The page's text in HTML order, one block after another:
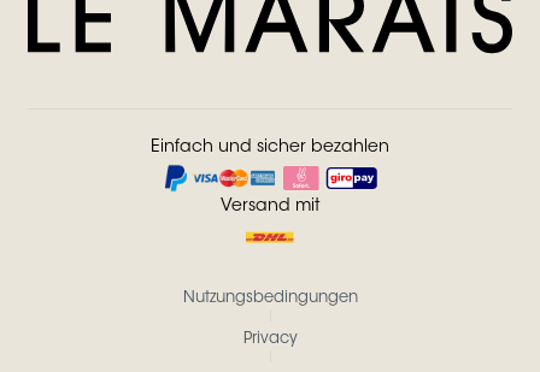
Einfach und sicher bezahlen
Versand mit
Nutzungsbedingungen
Privacy